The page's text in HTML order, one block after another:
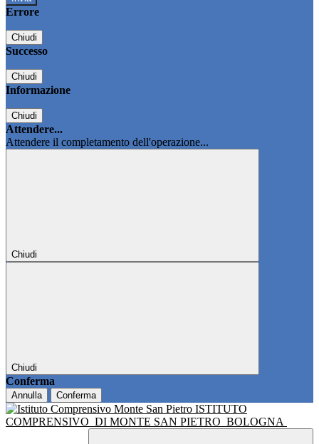
Errore
Chiudi
Successo
Chiudi
Informazione
Chiudi
Attendere...
Attendere il completamento dell'operazione...
Chiudi
Chiudi
Conferma
Annulla Conferma
ISTITUTO
COMPRENSIVO DI MONTE SAN PIETRO BOLOGNA